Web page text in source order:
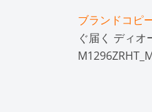
ブランドコピ
ぐ届く ディ